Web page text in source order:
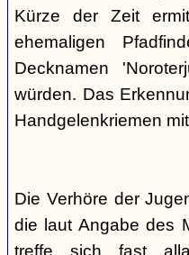
Kürze der Zeit
ehemaligen
Decknamen
würden. Das
Handgelenkriemen
Die Verhöre der
die laut Angabe des
treffe sich fast